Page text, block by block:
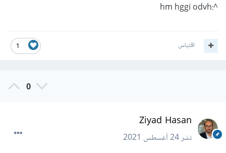
لذلك يجب تنفيذ الدالتين بالتتابع في نفس السطر , أرو يمكنك حفظ
يمكنك تنفيذ الدالة charAt مع toUpperCase عليه كالتالي
^:hm hggi odvh
1 اقتباس
0
Ziyad Hasan
نشر24 أغسطس 2021